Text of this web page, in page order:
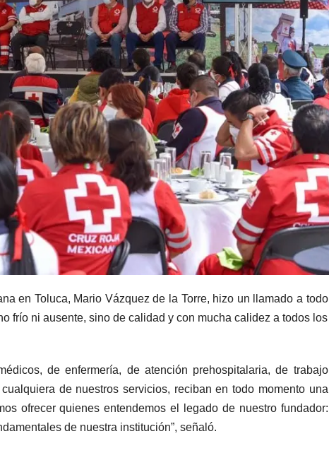
en Toluca, Mario Vázquez de la Torre, hizo un llamado a todo
frío ni ausente, sino de calidad y con mucha calidez a todos los
de enfermería, de atención prehospitalaria, de trabajo
de nuestros servicios, reciban en todo momento una
ofrecer quienes entendemos el legado de nuestro fundador:
de nuestra institución”, señaló.